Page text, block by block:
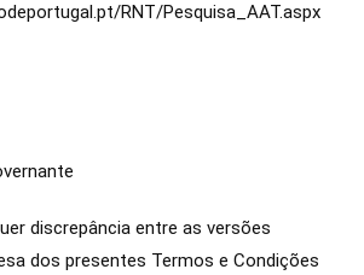
RNT/Pesquisa_AAT.aspx
discrepância entre as versões
dos presentes Termos e Condições